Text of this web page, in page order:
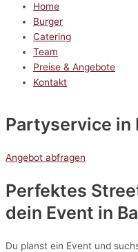
Home
Burger
Catering
Team
Preise & Angebote
Kontakt
Partyservice in
Angebot abfragen
Perfektes
dein Event in
Du planst ein Event und